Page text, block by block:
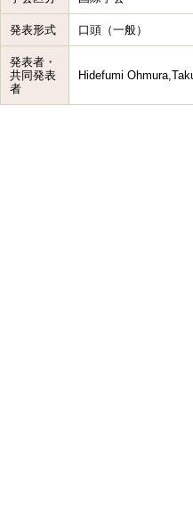
発表形式 口頭（一般）
発表者・
共同発表
者
Hidefumi